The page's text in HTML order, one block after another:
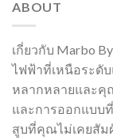
ABOUT
เกี่ยวกับ Marbo
ไฟฟ้าที่เหนือระดั
หลากหลายและคุ
และการออกแบบ
สูบที่คุณไม่เคยสัม